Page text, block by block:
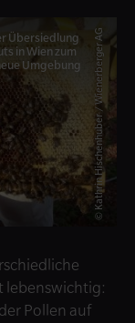
Übersiedlung
in Wien zum
Umgebung
© Kathrin Hischenhuber / Wienerberger AG
lebenswichtig:
Pollen auf